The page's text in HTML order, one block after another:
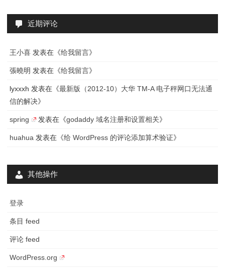
近期评论
王小喜 发表在《给我留言》
張曉明 发表在《给我留言》
lyxxxh 发表在《最新版（2012-10）大华 TM-A 电子秤网口无法通
信的解决》
spring 发表在《godaddy 域名注册和设置相关》
huahua 发表在《给 WordPress 的评论添加算术验证》
其他操作
登录
条目 feed
评论 feed
WordPress.org